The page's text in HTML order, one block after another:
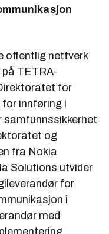
offentlig nettverk
TETRA-
for
innføring i
og
fra Nokia
Solutions utvider
for
i
med